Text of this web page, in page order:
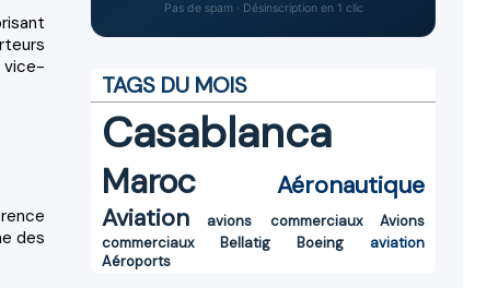
vice-
des
Pas de spam · Désinscription en 1 clic
TAGS DU MOIS
Casablanca
Maroc
Aéronautique
Aviation
avions commerciaux
Avions
commerciaux
Bellatig Boeing
aviation
Aéroports